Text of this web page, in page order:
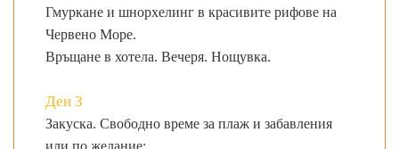
Гмуркане и шнорхелинг в красивите рифове на
Червено Море.
Връщане в хотела. Вечеря. Нощувка.
Ден 3
Закуска. Свободно време за плаж и забавления